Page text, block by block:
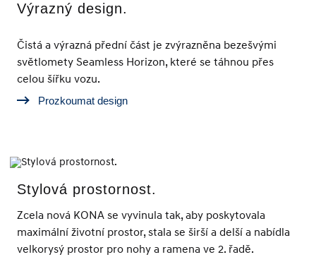
Výrazný design.
Čistá a výrazná přední část je zvýrazněna bezešvými
světlomety Seamless Horizon, které se táhnou přes
celou šířku vozu.
Prozkoumat design
Stylová prostornost.
Zcela nová KONA se vyvinula tak, aby poskytovala
maximální životní prostor, stala se širší a delší a nabídla
velkorysý prostor pro nohy a ramena ve 2. řadě.